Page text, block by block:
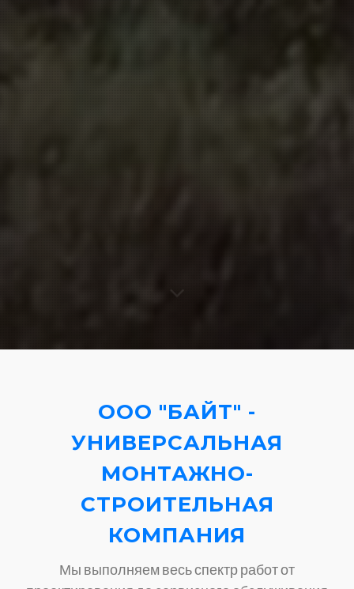
ООО "БАЙТ" -
УНИВЕРСАЛЬНАЯ
МОНТАЖНО-
СТРОИТЕЛЬНАЯ
КОМПАНИЯ
Мы выполняем весь спектр работ от